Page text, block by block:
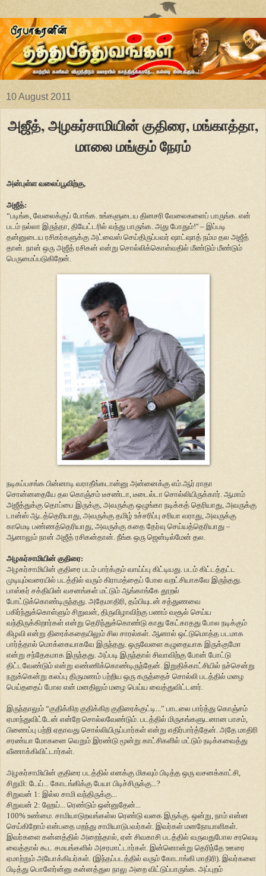
10 August 2011
அஜீத், அழகர்சாமியின் குதிரை, மங்காத்தா,
மாலை மங்கும் நேரம்
அன்புள்ள வலைப்பூவிற்கு,
அஜீத்:
“படிங்க வேலைக்குப் போங்க. உங்களுடைய தினசரி வேலைகளைப் பாருங்க. என்
படம் நல்லா இருந்தா தியேட்டரில் வந்து பாருங்க. அது போதும்!'' – இப்படி
தன்னுடைய ரசிகர்களுக்கு அட்வைஸ் செய்திருப்பவர் ஷாட்ஷாத் நம்ம தல அஜீத்
தான். நான் ஒரு அஜீத் ரசிகன் என்று சொல்லிக்கொள்வதில் மீண்டும் மீண்டும்
பெருமைப்படுகிறேன்.
நடிகப்பசங்க பின்னாடி வராதீங்கடான்னு அன்னைக்கு எம்.ஆர்.ராதா
சொன்னதையே தல கொஞ்சம் டீசண்டா, டீடைல்டா சொல்லியிருக்கார். ஆமாம்
அஜீத்துக்கு தொப்பை இருக்கு, அவருக்கு ஒழுங்கா நடிக்கத் தெரியாது, அவருக்கு
டான்ஸ் ஆடத்தெரியாது, அவருக்கு தமிழ் உச்சரிப்பு சரியா வராது, அவருக்கு
காமெடி பண்ணத்தெரியாது, அவருக்கு கதை தேர்வு செய்யத்தெரியாது –
ஆனாலும் நான் அஜீத் ரசிகன்தான். நீங்க ஒரு ஜென்டில்மேன் தல.
அழகர்சாமியின் குதிரை:
அழகர்சாமியின் குதிரை படம் பார்க்கும் வாய்ப்பு கிட்டியது. படம் கிட்டத்தட்ட
முடியும்வரையில் படத்தில் வரும் கிராமத்தைப் போல வறட்சியாகவே இருந்தது.
பாஸ்கர் சக்தியின் வசனங்கள் மட்டும் ஆங்காங்கே தூறல்
போட்டுக்கொண்டிருந்தது. அதேமாதிரி, தம்பியுடன் சத்துணவை
பகிர்ந்துக்கொள்ளும் சிறுவன், திருவிழாவிற்கு பணம் வசூல் செய்ய
வந்திருக்கிறார்கள் என்று தெரிந்துக்கொண்டு காது கேட்காதது போல நடிக்கும்
கிழவி என்று திரைக்கதையிலும் சில சாரல்கள். ஆனால் ஒட்டுமொத்த படமாக
பார்த்தால் மொக்கையாகவே இருந்தது. ஒருவேளை கழுதையாக இருக்குமோ
என்று சந்தேகமாக இருந்தது. அப்படி இருந்தால் சிவாவிற்கு போன் போட்டு
திட்டவேண்டும் என்று எண்ணிக்கொண்டிருந்தேன். இறுதிக்காட்சியில் நச்சென்று
நறுக்கென்று கலப்பு திருமணம் பற்றிய ஒரு கருத்தைச் சொல்லி படத்தில் மழை
பெய்ததைப் போல என் மனதிலும் மழை பெய்ய வைத்துவிட்டனர்.
இருந்தாலும் “குதிக்கிற குதிக்கிற குதிரைக்குட்டி...” பாடலை பார்த்து கொஞ்சம்
ஏமாந்துவிட்டேன் என்றே சொல்லவேண்டும். படத்தில் மிருகங்களுடனான பாசம்,
பிணைப்பு பற்றி ஏதாவது சொல்லியிருப்பார்கள் என்று எதிர்பார்த்தேன். அதே மாதிரி
சரண்யா மோகனை வெறும் இரண்டு மூன்று காட்சிகளில் மட்டும் நடிக்கவைத்து
வீணாக்கிவிட்டார்கள்.
அழகர்சாமியின் குதிரை படத்தில் எனக்கு மிகவும் பிடித்த ஒரு வசனக்காட்சி,
சிறுமி: டேய்... கோடங்கிக்கு பேயா பிடிச்சிருக்கு...?
சிறுவன் 1: இல்ல சாமி வந்திருக்கு...
சிறுவன் 2: ஹேய்... ரெண்டும் ஒன்னுதேன்...
100% உண்மை. சாமியாடுறவங்கள்ல ரெண்டு வகை இருக்கு. ஒன்று, நாம் என்ன
செய்கிறோம் என்பதை மறந்து சாமியாடுபவர்கள். இவர்கள் மனநோயாளிகள்.
இவர்களை கன்னத்தில் அறைந்தால், ஏன் சிவகாசி படத்தில் வருவதுபோல சரவெடி
வைத்தால் கூட சமயங்களில் அசரமாட்டார்கள். இன்னொன்று தெரிந்தே ஊரை
ஏமாற்றும் அயோக்கியர்கள். (இந்தப்படத்தில் வரும் கோடாங்கி மாதிரி). இவர்களை
பிடித்து பொளேர்ன்னு கன்னத்துல நாலு அறை விட்டுப்பாருங்க. அப்புறம்